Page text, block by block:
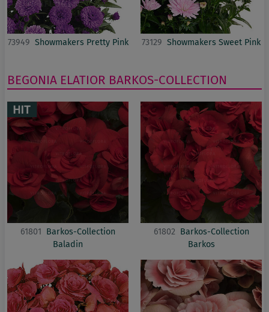
73949 Showmakers Pretty Pink 73129 Showmakers Sweet Pink
BEGONIA ELATIOR BARKOS-COLLECTION
61801 Barkos-Collection
Baladin
61802 Barkos-Collection
Barkos